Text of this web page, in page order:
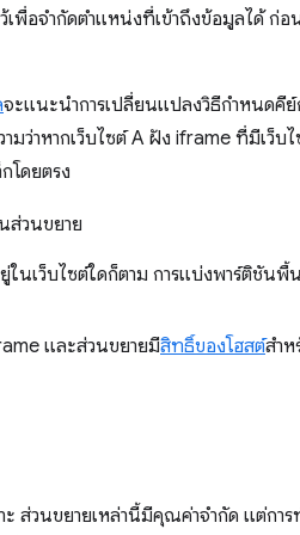
เพื่อจำกัดตำแหน่งที่เข้าถึงข้อมูลได้
จะแนะนำการเปลี่ยนแปลงวิธีกำหนดคี
ว่าหากเว็บไซต์ A ฝัง iframe ที่มีเว็บไ
โดยตรง
ส่วนขยาย
ในเว็บไซต์ใดก็ตาม การแบ่งพาร์ติชัน
และส่วนขยายมีสิทธิ์ของโฮสต์สำห
ส่วนขยายเหล่านี้มีคุณค่าจำกัด แต่กา